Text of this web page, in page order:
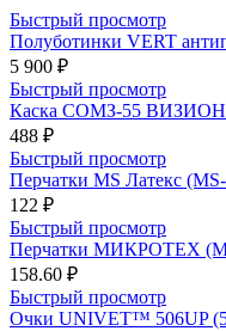
Быстрый просмотр
Полуботинки VERT
5 900 ₽
Быстрый просмотр
Каска СОМЗ-55 ВИЗИОН
488 ₽
Быстрый просмотр
Перчатки MS Латекс
122 ₽
Быстрый просмотр
Перчатки МИКРОТЕХ
158.60 ₽
Быстрый просмотр
Очки UNIVET™ 506UP